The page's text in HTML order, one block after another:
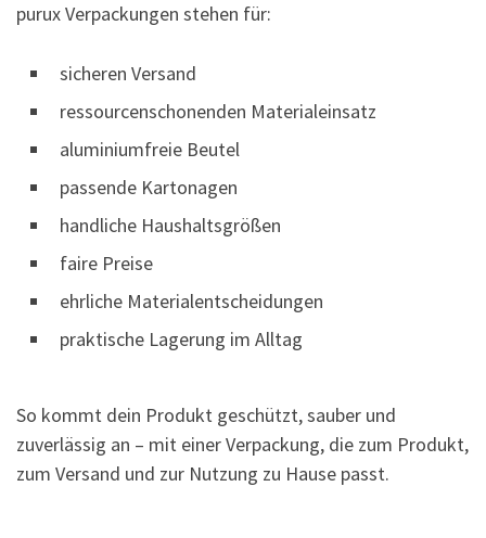
purux Verpackungen stehen für:
sicheren Versand
ressourcenschonenden Materialeinsatz
aluminiumfreie Beutel
passende Kartonagen
handliche Haushaltsgrößen
faire Preise
ehrliche Materialentscheidungen
praktische Lagerung im Alltag
So kommt dein Produkt geschützt, sauber und
zuverlässig an – mit einer Verpackung, die zum Produkt,
zum Versand und zur Nutzung zu Hause passt.